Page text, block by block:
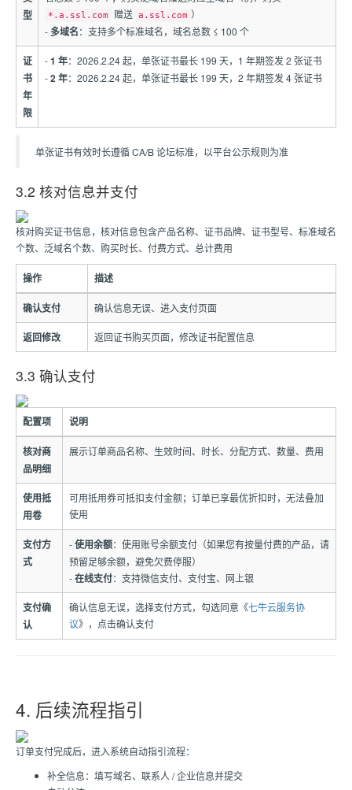
型
*.a.ssl.com 赠送 a.ssl.com ）
- 多域名：支持多个标准域名，域名总数 ≤ 100 个
证
书
年
限
-1 年：2026.2.24 起，单张证书最长 199 天，1 年期签发 2 张证书
-2 年：2026.2.24 起，单张证书最长 199 天，2 年期签发 4 张证书
单张证书有效时长遵循 CA/B 论坛标准，以平台公示规则为准
3.2 核对信息并支付
核对购买证书信息，核对信息包含产品名称、证书品牌、证书型号、标准域名
个数、泛域名个数、购买时长、付费方式、总计费用
操作 描述
确认支付 确认信息无误、进入支付页面
返回修改 返回证书购买页面，修改证书配置信息
3.3 确认支付
配置项 说明
核对商
品明细
展示订单商品名称、生效时间、时长、分配方式、数量、费用
使用抵
用卷
可用抵用券可抵扣支付金额；订单已享最优折扣时，无法叠加
使用
支付方
式
-使用余额：使用账号余额支付（如果您有按量付费的产品，请
预留足够余额，避免欠费停服）
-在线支付：支持微信支付、支付宝、网上银
支付确
认
确认信息无误，选择支付方式，勾选同意《七牛云服务协
议》，点击确认支付
4. 后续流程指引
订单支付完成后，进入系统自动指引流程：
补全信息：填写域名、联系人 / 企业信息并提交